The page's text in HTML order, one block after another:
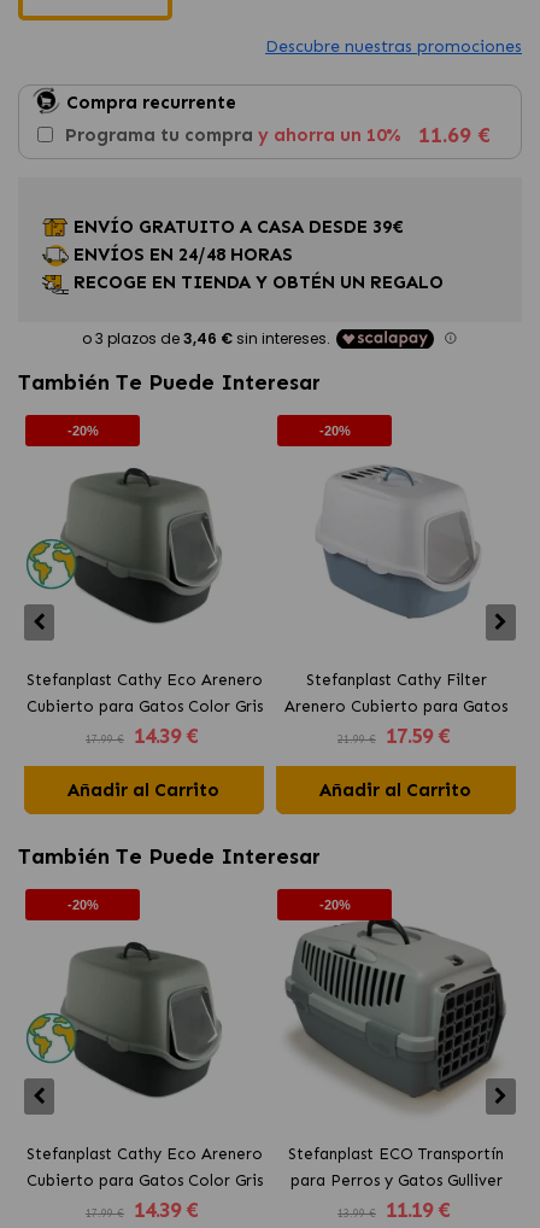
Descubre nuestras promociones
Compra recurrente
Programa tu compra y ahorra un 10% 11.69 €
ENVÍO GRATUITO A CASA DESDE 39€
ENVÍOS EN 24/48 HORAS
RECOGE EN TIENDA Y OBTÉN UN REGALO
También Te Puede Interesar
-20%
Stefanplast Cathy Eco Arenero
Cubierto para Gatos Color Gris
17.99 € 14.39 €
Añadir al Carrito
-20%
Stefanplast Cathy Filter
Arenero Cubierto para Gatos
Color Gris
21.99 € 17.59 €
Añadir al Carrito
También Te Puede Interesar
-20%
Stefanplast Cathy Eco Arenero
Cubierto para Gatos Color Gris
17.99 € 14.39 €
-20%
Stefanplast ECO Transportín
para Perros y Gatos Gulliver
13.99 € 11.19 €